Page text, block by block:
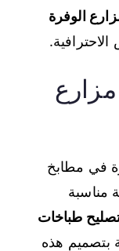
الوفرة
في مطابخ
مناسبة
طباخات
بتصميم هذه